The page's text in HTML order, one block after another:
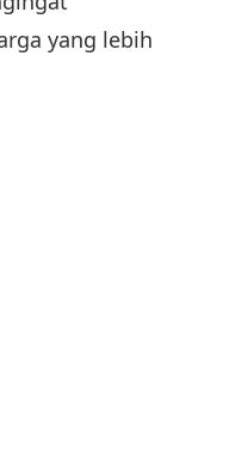
yang lebih